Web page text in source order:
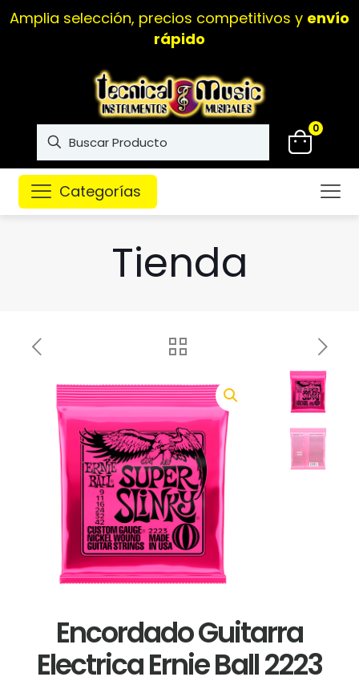
Amplia selección, precios competitivos y envío
rápido
0
Categorías
Tienda
Encordado Guitarra
Electrica Ernie Ball 2223